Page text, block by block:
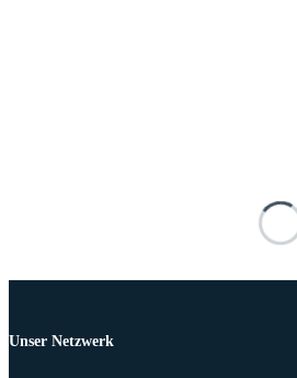
Unser Netzwerk